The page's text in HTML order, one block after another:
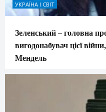
УКРАЇНА І СВІТ
Зеленський – головна
вигодонабувач цієї
Мендель